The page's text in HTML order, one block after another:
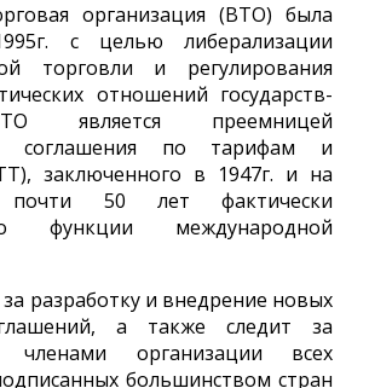
организация (ВТО) была
с целью либерализации
торговли и регулирования
отношений государств-
является преемницей
соглашения по тарифам и
заключенного в 1947г. и на
почти 50 лет фактически
функции международной
разработку и внедрение новых
а также следит за
членами организации всех
большинством стран